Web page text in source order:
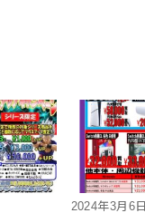
2024年3月6日